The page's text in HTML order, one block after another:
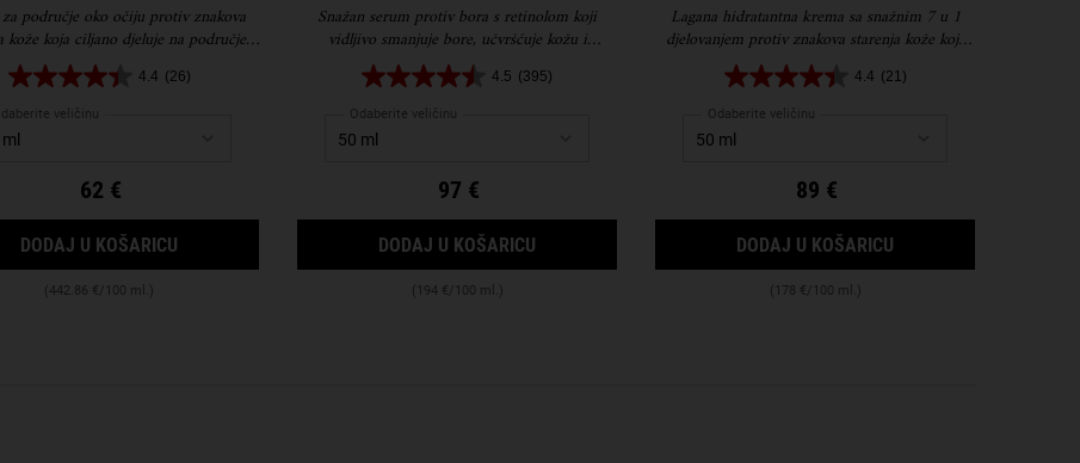
područje oko očiju protiv znakova
kože koja ciljano djeluje na područje
luka obrva, kapke, bore smijalice i
za vidljivo mladolikiji, zaglađeniji i
zategnutiji izgled.
4.4 (26)
veličinu
62 €
DODAJ U KOŠARICU SUPER MULTI-CORRECTIVE EYE ZONE TREATMENT
(442.86 €/100 ml.)
Snažan serum protiv bora s retinolom koji
vidljivo smanjuje bore, učvršćuje kožu i
poboljšava teksturu kože uz minimalne
nelagodne nuspojave.
4.5 (395)
Odaberite veličinu
97 €
DODAJ U KOŠARICU RETINOL SKIN-RENEWING DAILY MICRO-DOSE SERUM
(194 €/100 ml.)
Lagana hidratantna krema sa snažnim 7 u 1
djelovanjem protiv znakova starenja kože koja
klinički dokazano vidljivo učvršćuje i podiže
kožu, smanjuje bore, pojačava blistavost,
poboljšava elastičnost, stvara ujednačeniju
teksturu i ton te doprinosi zdravijem izgledu
4.4 (21)
Odaberite veličinu
89 €
DODAJ U KOŠARICU
(178 €/100 ml.)